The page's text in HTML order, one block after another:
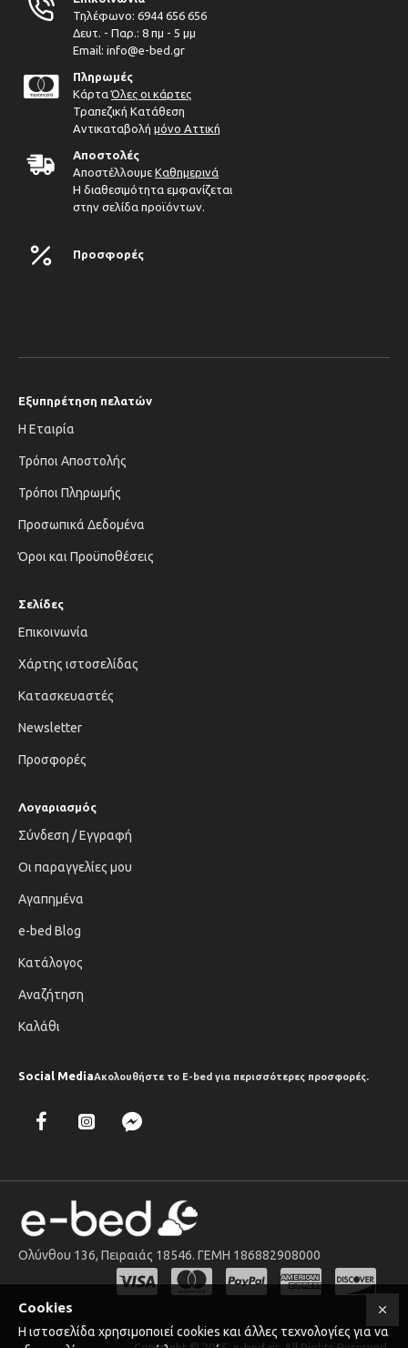
Τηλέφωνο: 6944 656 656
Δευτ. - Παρ.: 8 πμ - 5 μμ
Email: info@e-bed.gr
Πληρωμές
ΚάρταΌλες οι κάρτες
Τραπεζική Κατάθεση
Αντικαταβολή μόνο Αττική
Αποστολές
Αποστέλλουμε Καθημερινά
Η διαθεσιμότητα εμφανίζεται
στην σελίδα προϊόντων.
Προσφορές
Εξυπηρέτηση πελατών
Η Εταιρία
Τρόποι Αποστολής
Τρόποι Πληρωμής
Προσωπικά Δεδομένα
Όροι και Προϋποθέσεις
Σελίδες
Επικοινωνία
Χάρτης ιστοσελίδας
Κατασκευαστές
Newsletter
Προσφορές
Λογαριασμός
Σύνδεση / Εγγραφή
Οι παραγγελίες μου
Αγαπημένα
e-bed Blog
Κατάλογος
Αναζήτηση
Καλάθι
Social MediaΑκολουθήστε το E-bed για περισσότερες προσφορές.
Ολύνθου 136, Πειραιάς 18546. ΓΕΜΗ 186882908000
Cookies
Η ιστοσελίδα χρησιμοποιεί cookies και άλλες τεχνολογίες για να